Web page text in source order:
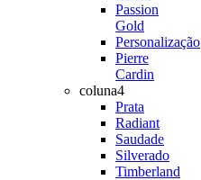
Passion
Gold
Personalização
Pierre
Cardin
coluna4
Prata
Radiant
Saudade
Silverado
Timberland